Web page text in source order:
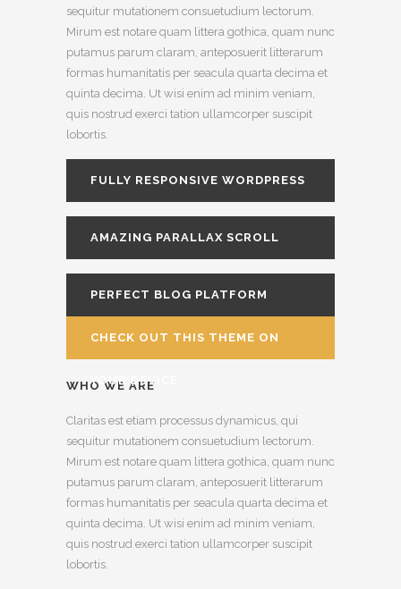
sequitur mutationem consuetudium lectorum.
Mirum est notare quam littera gothica, quam nunc
putamus parum claram, anteposuerit litterarum
formas humanitatis per seacula quarta decima et
quinta decima. Ut wisi enim ad minim veniam,
quis nostrud exerci tation ullamcorper suscipit
lobortis.
FULLY RESPONSIVE WORDPRESS
AMAZING PARALLAX SCROLL
PERFECT BLOG PLATFORM
CHECK OUT THIS THEME ON
YOUR DEVICE
WHO WE ARE
Claritas est etiam processus dynamicus, qui
sequitur mutationem consuetudium lectorum.
Mirum est notare quam littera gothica, quam nunc
putamus parum claram, anteposuerit litterarum
formas humanitatis per seacula quarta decima et
quinta decima. Ut wisi enim ad minim veniam,
quis nostrud exerci tation ullamcorper suscipit
lobortis.